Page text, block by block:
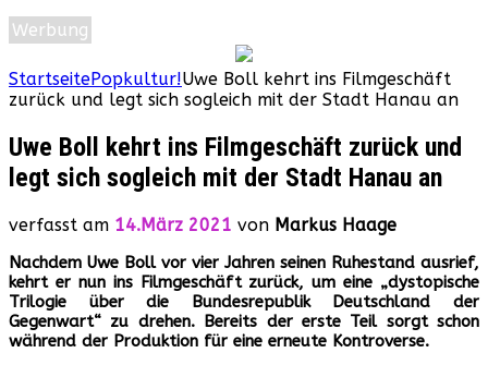
Werbung
StartseitePopkultur!Uwe Boll kehrt ins Filmgeschäft
zurück und legt sich sogleich mit der Stadt Hanau an
Uwe Boll kehrt ins Filmgeschäft zurück und
legt sich sogleich mit der Stadt Hanau an
verfasst am 14.März 2021 von Markus Haage
Nachdem Uwe Boll vor vier Jahren seinen Ruhestand ausrief,
kehrt er nun ins Filmgeschäft zurück, um eine „dystopische
Trilogie über die Bundesrepublik Deutschland der
Gegenwart“ zu drehen. Bereits der erste Teil sorgt schon
während der Produktion für eine erneute Kontroverse.